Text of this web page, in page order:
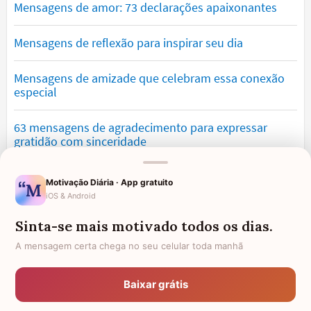
Mensagens de amor: 73 declarações apaixonantes
Mensagens de reflexão para inspirar seu dia
Mensagens de amizade que celebram essa conexão
especial
63 mensagens de agradecimento para expressar
gratidão com sinceridade
Mensagens de saudade que tocam o coração e
expressam falta
Mensagens para namorado: declare o seu amor com
palavras lindas
Mensagens de desculpa sinceras para corrigir erros e
Motivação Diária · App gratuito
iOS & Android
Sinta-se mais motivado todos os dias.
A mensagem certa chega no seu celular toda manhã
Baixar grátis